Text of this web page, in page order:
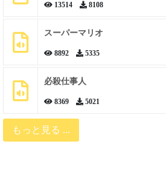
13514 8108
スーパーマリオ
8892 5335
必殺仕事人
8369 5021
もっと見る ...